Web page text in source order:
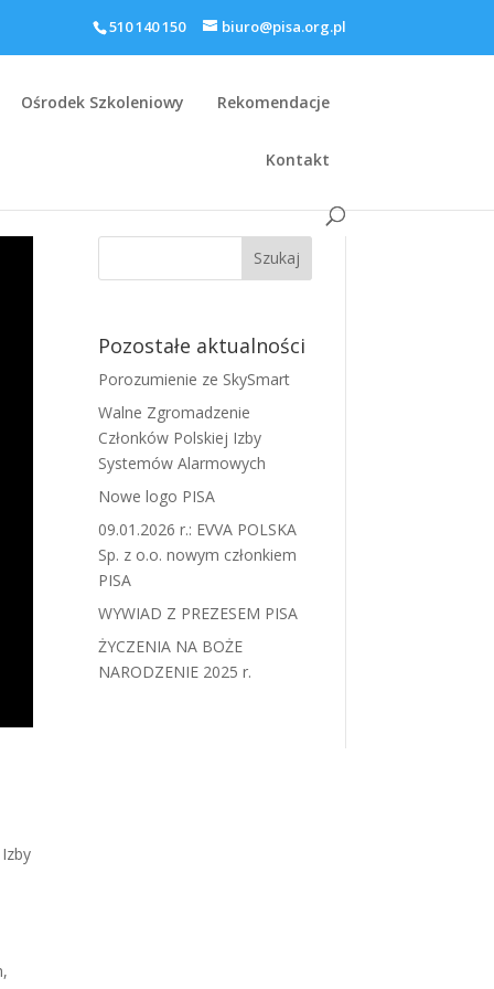
510 140 150 biuro@pisa.org.pl
Ośrodek Szkoleniowy Rekomendacje
Kontakt
Pozostałe aktualności
Porozumienie ze SkySmart
Walne Zgromadzenie
Członków Polskiej Izby
Systemów Alarmowych
Nowe logo PISA
09.01.2026 r.: EVVA POLSKA
Sp. z o.o. nowym członkiem
PISA
WYWIAD Z PREZESEM PISA
ŻYCZENIA NA BOŻE
NARODZENIE 2025 r.